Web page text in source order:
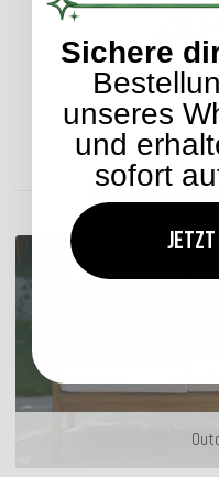
Lieferzeit:
ENTDECKEN
Sichere
unseres
und
sofort
Jetzt